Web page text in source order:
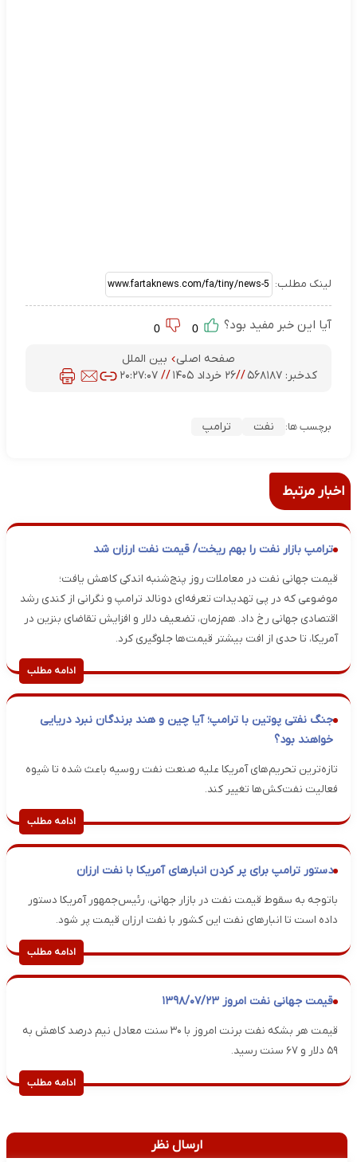
لینک مطلب:
آیا این خبر مفید بود؟
صفحه اصلی
بین الملل
کدخبر: ۵۶۸۱۸۷ //۲۶ خرداد ۱۴۰۵ // ۲۰:۲۷:۰۷
برچسب ها: نفت ترامپ
اخبار مرتبط
ترامپ بازار نفت را بهم ریخت/ قیمت نفت ارزان شد
قیمت جهانی نفت در معاملات روز پنج‌شنبه اندکی کاهش یافت؛
موضوعی که در پی تهدیدات تعرفه‌ای دونالد ترامپ و نگرانی از کندی رشد
اقتصادی جهانی رخ داد. هم‌زمان، تضعیف دلار و افزایش تقاضای بنزین در
آمریکا، تا حدی از افت بیشتر قیمت‌ها جلوگیری کرد.
ادامه مطلب
جنگ نفتی پوتین با ترامپ؛ آیا چین و هند برندگان نبرد دریایی
خواهند بود؟
تازه‌ترین تحریم‌های آمریکا علیه صنعت نفت روسیه باعث شده تا شیوه
فعالیت نفت‌کش‌ها تغییر کند.
ادامه مطلب
دستور ترامپ برای پر کردن انبارهای آمریکا با نفت ارزان
باتوجه به سقوط قیمت نفت در بازار جهانی، رئیس‌جمهور آمریکا دستور
داده است تا انبارهای نفت این کشور با نفت ارزان قیمت پر شود.
ادامه مطلب
قیمت جهانی نفت امروز ۱۳۹۸/۰۷/۲۳
قیمت هر بشکه نفت برنت امروز با ۳۰ سنت معادل نیم درصد کاهش به
۵۹ دلار و ۶۷ سنت رسید.
ادامه مطلب
ارسال نظر